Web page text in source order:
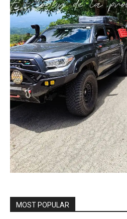
MOST POPULAR